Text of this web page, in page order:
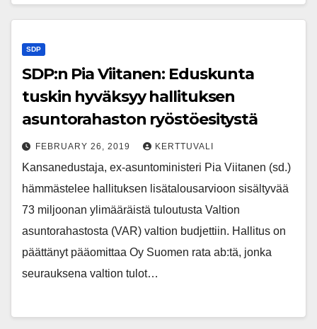
SDP
SDP:n Pia Viitanen: Eduskunta
tuskin hyväksyy hallituksen
asuntorahaston ryöstöesitystä
FEBRUARY 26, 2019 KERTTUVALI
Kansanedustaja, ex-asuntoministeri Pia Viitanen (sd.)
hämmästelee hallituksen lisätalousarvioon sisältyvää
73 miljoonan ylimääräistä tuloutusta Valtion
asuntorahastosta (VAR) valtion budjettiin. Hallitus on
päättänyt pääomittaa Oy Suomen rata ab:tä, jonka
seurauksena valtion tulot…